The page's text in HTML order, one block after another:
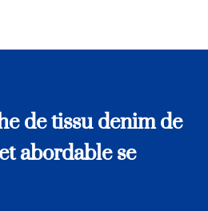
de tissu denim de
abordable se